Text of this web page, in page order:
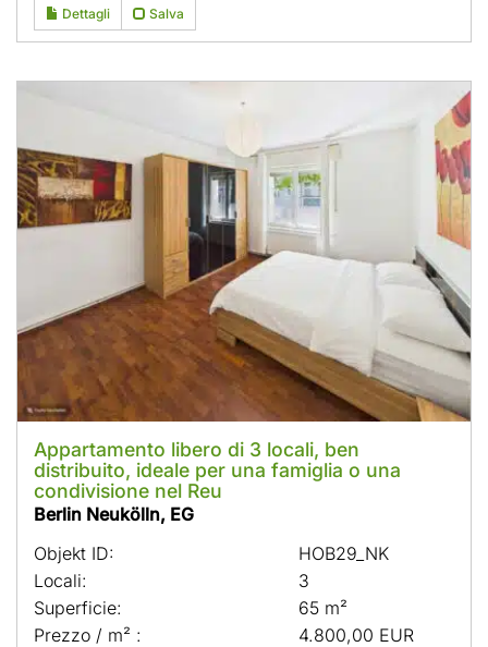
Dettagli Salva
Appartamento libero di 3 locali, ben
distribuito, ideale per una famiglia o una
condivisione nel Reu
Berlin Neukölln, EG
Objekt ID:
HOB29_NK
Locali:
3
Superficie:
65 m²
Prezzo / m² :
4.800,00 EUR